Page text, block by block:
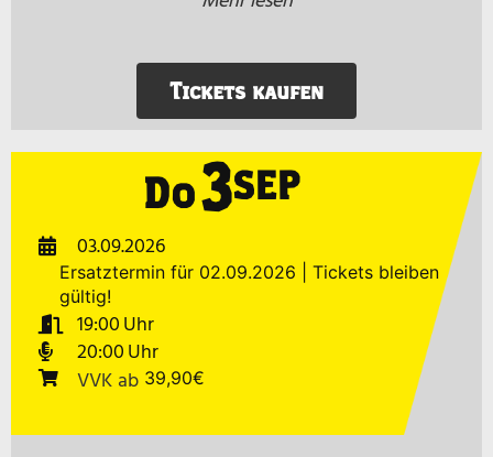
Tickets kaufen
Do3SEP
03.09.2026
Ersatztermin für 02.09.2026 | Tickets bleiben
gültig!
19:00
20:00
VVK ab 39,90€